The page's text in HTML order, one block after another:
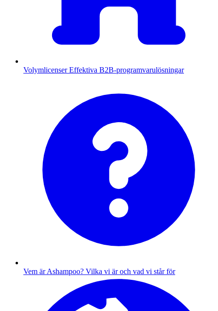
Volymlicenser Effektiva B2B-programvarulösningar
Vem är Ashampoo? Vilka vi är och vad vi står för